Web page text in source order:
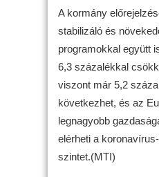
A kormány
stabilizáló és
programokkal együtt
6,3 százalékkal
viszont már 5,2
következhet, és az
legnagyobb
elérheti a
szintet.(MTI)